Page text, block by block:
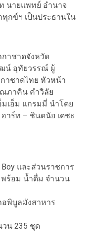
นายแพทย์ อำนาจ
ทุกข์ฯ เป็นประธานใน
าชาดจังหวัด
น์ อุทัยวรรณ์ ผู้
าชาดไทย หัวหน้า
ภาคิน คำวิลัย
เอ็ม แกรมมี่ นำโดย
าร์ท – ชินดนัย เดชะ
และส่วนราชการ
พร้อม น้ำดื่ม จำนวน
อพิบูลมังสาหาร
วน 235 ชุด